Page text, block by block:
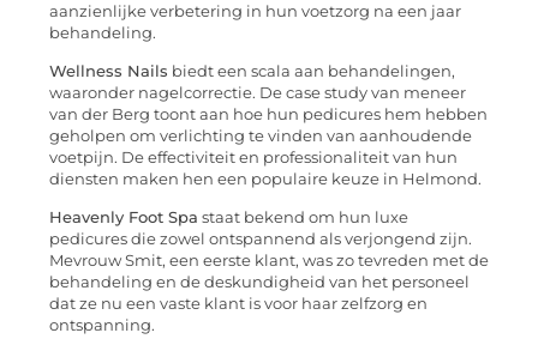
aanzienlijke verbetering in hun voetzorg na een jaar
behandeling.
Wellness Nails biedt een scala aan behandelingen,
waaronder nagelcorrectie. De case study van meneer
van der Berg toont aan hoe hun pedicures hem hebben
geholpen om verlichting te vinden van aanhoudende
voetpijn. De effectiviteit en professionaliteit van hun
diensten maken hen een populaire keuze in Helmond.
Heavenly Foot Spa staat bekend om hun luxe
pedicures die zowel ontspannend als verjongend zijn.
Mevrouw Smit, een eerste klant, was zo tevreden met de
behandeling en de deskundigheid van het personeel
dat ze nu een vaste klant is voor haar zelfzorg en
ontspanning.